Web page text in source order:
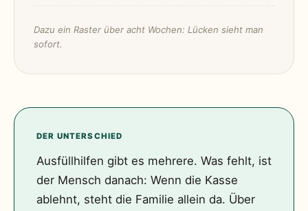
Dazu ein Raster über acht Wochen: Lücken sieht man
sofort.
DER UNTERSCHIED
Ausfüllhilfen gibt es mehrere. Was fehlt, ist
der Mensch danach: Wenn die Kasse
ablehnt, steht die Familie allein da. Über